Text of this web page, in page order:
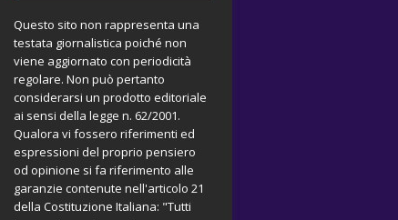
Questo sito non rappresenta una
testata giornalistica poiché non
viene aggiornato con periodicità
regolare. Non può pertanto
considerarsi un prodotto editoriale
ai sensi della legge n. 62/2001.
Qualora vi fossero riferimenti ed
espressioni del proprio pensiero
od opinione si fa riferimento alle
garanzie contenute nell'articolo 21
della Costituzione Italiana: "Tutti